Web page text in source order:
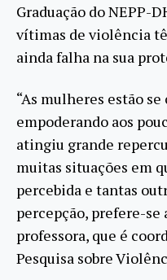
Graduação do NEPP-
vítimas de violência
ainda falha na sua
“As mulheres estão
empoderando aos
atingiu grande
muitas situações em
percebida e tantas
percepção, prefere-se
professora, que é
Pesquisa sobre